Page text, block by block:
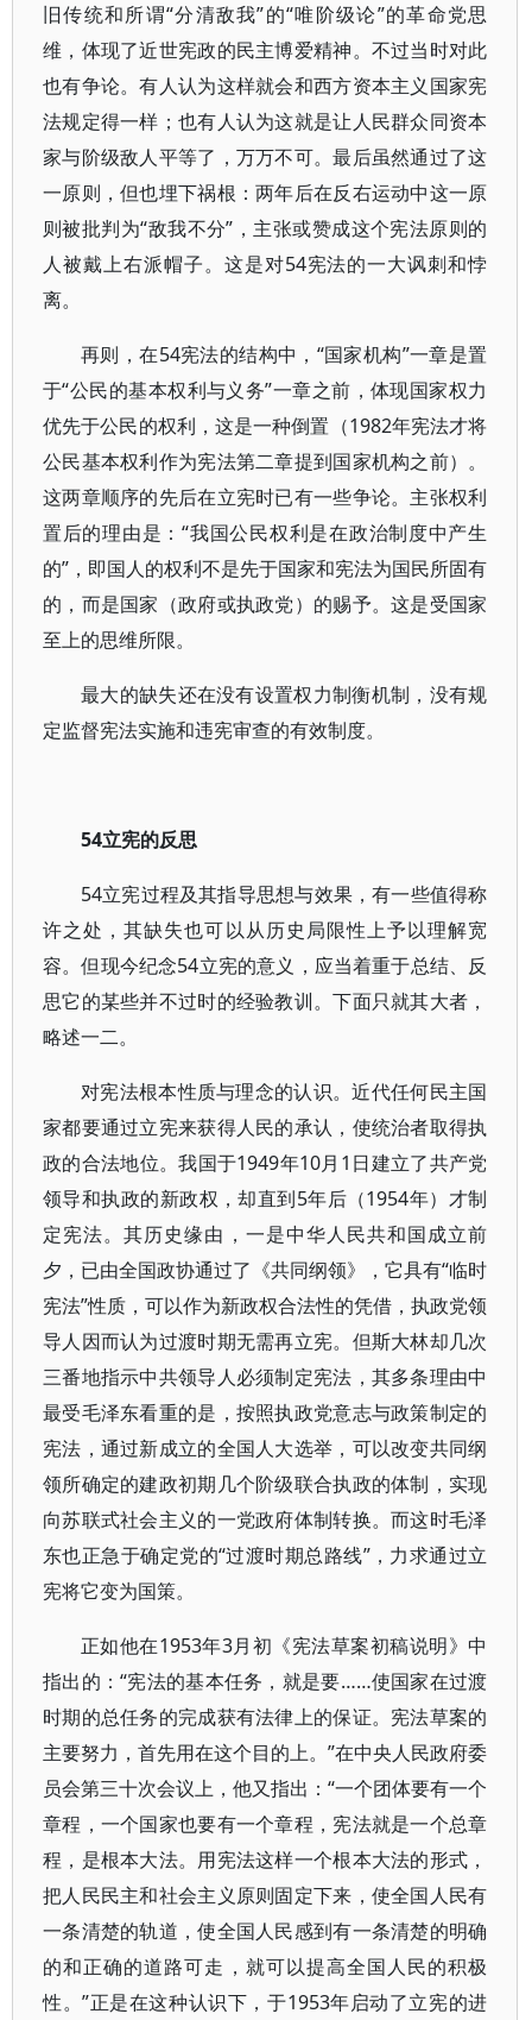
旧传统和所谓“分清敌我”的“唯阶级论”的革命党思
维，体现了近世宪政的民主博爱精神。不过当时对此
也有争论。有人认为这样就会和西方资本主义国家宪
法规定得一样；也有人认为这就是让人民群众同资本
家与阶级敌人平等了，万万不可。最后虽然通过了这
一原则，但也埋下祸根：两年后在反右运动中这一原
则被批判为“敌我不分”，主张或赞成这个宪法原则的
人被戴上右派帽子。这是对54宪法的一大讽刺和悖
离。
再则，在54宪法的结构中，“国家机构”一章是置
于“公民的基本权利与义务”一章之前，体现国家权力
优先于公民的权利，这是一种倒置（1982年宪法才将
公民基本权利作为宪法第二章提到国家机构之前）。
这两章顺序的先后在立宪时已有一些争论。主张权利
置后的理由是：“我国公民权利是在政治制度中产生
的”，即国人的权利不是先于国家和宪法为国民所固有
的，而是国家（政府或执政党）的赐予。这是受国家
至上的思维所限。
最大的缺失还在没有设置权力制衡机制，没有规
定监督宪法实施和违宪审查的有效制度。
54立宪的反思
54立宪过程及其指导思想与效果，有一些值得称
许之处，其缺失也可以从历史局限性上予以理解宽
容。但现今纪念54立宪的意义，应当着重于总结、反
思它的某些并不过时的经验教训。下面只就其大者，
略述一二。
对宪法根本性质与理念的认识。近代任何民主国
家都要通过立宪来获得人民的承认，使统治者取得执
政的合法地位。我国于1949年10月1日建立了共产党
领导和执政的新政权，却直到5年后（1954年）才制
定宪法。其历史缘由，一是中华人民共和国成立前
夕，已由全国政协通过了《共同纲领》，它具有“临时
宪法”性质，可以作为新政权合法性的凭借，执政党领
导人因而认为过渡时期无需再立宪。但斯大林却几次
三番地指示中共领导人必须制定宪法，其多条理由中
最受毛泽东看重的是，按照执政党意志与政策制定的
宪法，通过新成立的全国人大选举，可以改变共同纲
领所确定的建政初期几个阶级联合执政的体制，实现
向苏联式社会主义的一党政府体制转换。而这时毛泽
东也正急于确定党的“过渡时期总路线”，力求通过立
宪将它变为国策。
正如他在1953年3月初《宪法草案初稿说明》中
指出的：“宪法的基本任务，就是要……使国家在过渡
时期的总任务的完成获有法律上的保证。宪法草案的
主要努力，首先用在这个目的上。”在中央人民政府委
员会第三十次会议上，他又指出：“一个团体要有一个
章程，一个国家也要有一个章程，宪法就是一个总章
程，是根本大法。用宪法这样一个根本大法的形式，
把人民民主和社会主义原则固定下来，使全国人民有
一条清楚的轨道，使全国人民感到有一条清楚的明确
的和正确的道路可走，就可以提高全国人民的积极
性。”正是在这种认识下，于1953年启动了立宪的进